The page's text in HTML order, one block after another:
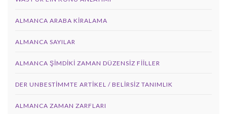
ALMANCA ARABA KIRALAMA
ALMANCA SAYILAR
ALMANCA ŞIMDIKI ZAMAN DÜZENSIZ FIILLER
DER UNBESTIMMTE ARTIKEL / BELIRSIZ TANIMLIK
ALMANCA ZAMAN ZARFLARI